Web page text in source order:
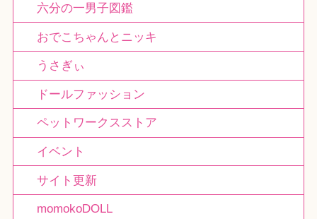
六分の一男子図鑑
おでこちゃんとニッキ
うさぎぃ
ドールファッション
ペットワークスストア
イベント
サイト更新
momokoDOLL